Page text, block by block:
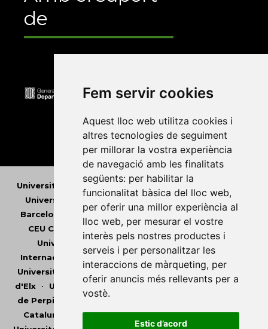
Fem servir cookies
Aquest lloc web utilitza cookies i
altres tecnologies de seguiment
per millorar la vostra experiència
de navegació amb les finalitats
següents: per habilitar la
funcionalitat bàsica del lloc web,
per oferir una millor experiència al
lloc web, per mesurar el vostre
interès pels nostres productes i
serveis i per personalitzar les
interaccions de màrqueting, per
oferir anuncis més rellevants per a
vostè.
Estic d’acord
de
Universitat Abat Oliba CEU • Universitat d'Alacant
Universitat d'Andorra•Universitat Autònoma de
Barcelona
Universitat de Barcelona •
Universitat
CEU Cardenal Herrera•Universitat de Girona
Universitat de les Illes Balears •
Universitat
Internacional de Catalunya
• Universitat Jaume I
Universitat de Lleida •
Universitat Miguel Hernández
d'Elx• Universitat Oberta de Catalunya •
Universitat
de Perpinyà Via Domitia
Catalunya
Universitat Politècnica de València•